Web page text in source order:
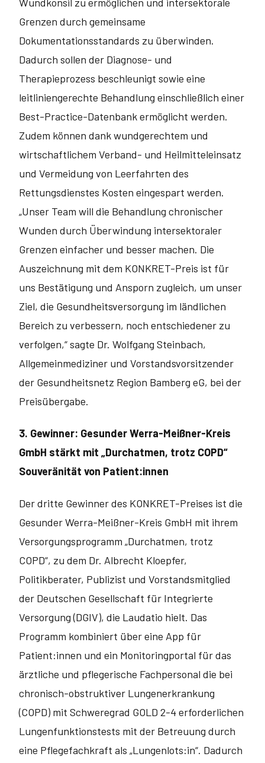
Grenzen durch gemein­same
Dokumentationsstandards zu überwinden.
Dadurch sollen der Diagnose- und
Therapieprozess beschleunigt sowie eine
leitliniengerechte Behandlung einschließlich einer
Best-Practice-Datenbank ermöglicht werden.
Zudem können dank wundgerechtem und
wirtschaftlichem Verband- und Heilmitteleinsatz
und Vermeidung von Leerfahrten des
Rettungsdienstes Kosten eingespart werden.
„Unser Team will die Behandlung chronischer
Wunden durch Überwindung intersektoraler
Grenzen einfacher und besser machen. Die
Auszeichnung mit dem KONKRET-Preis ist für
uns Bestätigung und Ansporn zugleich, um unser
Ziel, die Gesundheitsversorgung im ländli­chen
Bereich zu verbessern, noch entschiedener zu
verfolgen,“ sagte Dr. Wolfgang Steinbach,
Allgemeinmediziner und Vorstandsvorsitzender
der Gesundheitsnetz Region Bamberg eG, bei der
Preisübergabe.
3. Gewinner: Gesunder Werra-Meißner-Kreis
GmbH stärkt mit „Durchatmen, trotz COPD“
Souveränität von Patient:innen
Der dritte Gewinner des KONKRET-Preises ist die
Gesunder Werra-Meißner-Kreis GmbH mit ihrem
Versorgungsprogramm „Durchatmen, trotz
COPD“, zu dem Dr. Albrecht Kloepfer,
Politikberater, Publizist und Vorstandsmitglied
der Deutschen Gesellschaft für Integrierte
Versorgung (DGIV), die Laudatio hielt. Das
Programm kombiniert über eine App für
Patient:innen und ein Monitoring­portal für das
ärztliche und pflegerische Fachpersonal die bei
chronisch-obstruktiver Lungenerkrankung
(COPD) mit Schweregrad GOLD 2-4 erforderlichen
Lungenfunktionstests mit der Betreuung durch
eine Pflege­fachkraft als „Lungenlots:in“. Dadurch